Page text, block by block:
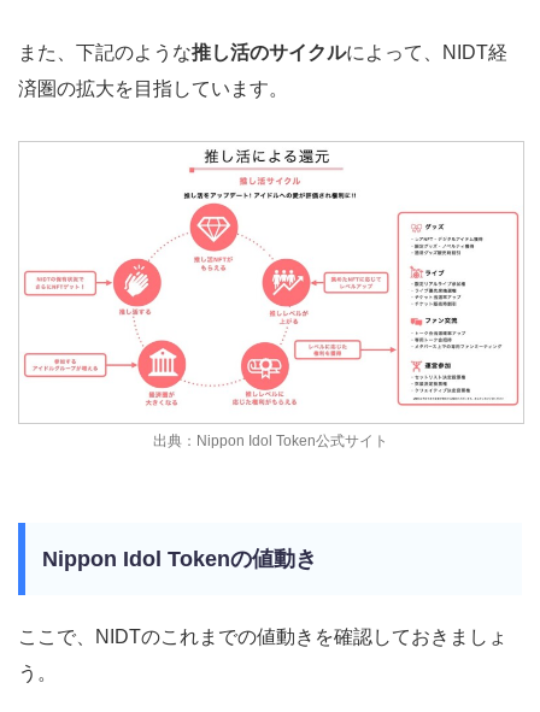
また、下記のような推し活のサイクルによって、NIDT経
済圏の拡大を目指しています。
出典：Nippon Idol Token公式サイト
Nippon Idol Tokenの値動き
ここで、NIDTのこれまでの値動きを確認しておきましょ
う。